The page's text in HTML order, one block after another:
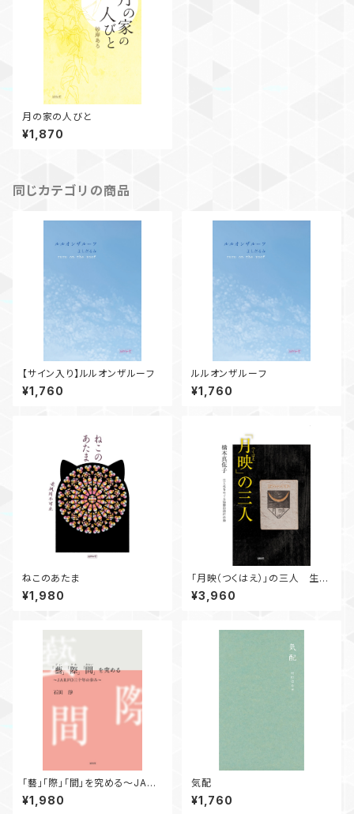
月の家の人びと
¥1,870
同じカテゴリの商品
【サイン入り】ルルオンザルーフ
¥1,760
ルルオンザルーフ
¥1,760
ねこのあたま
¥1,980
「月映（つくはえ）」の三人 生と
死をめぐる協働的創作活動
¥3,960
「藝」「際」「間」を究める～JARF
O三十年の歩み～
¥1,980
気配
¥1,760